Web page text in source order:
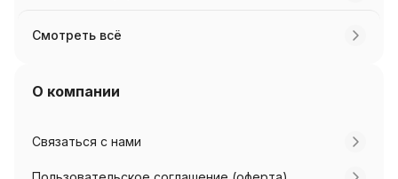
Смотреть всё
О компании
Связаться с нами